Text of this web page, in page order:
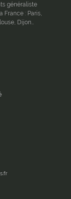
généraliste
France : Paris,
Dijon…